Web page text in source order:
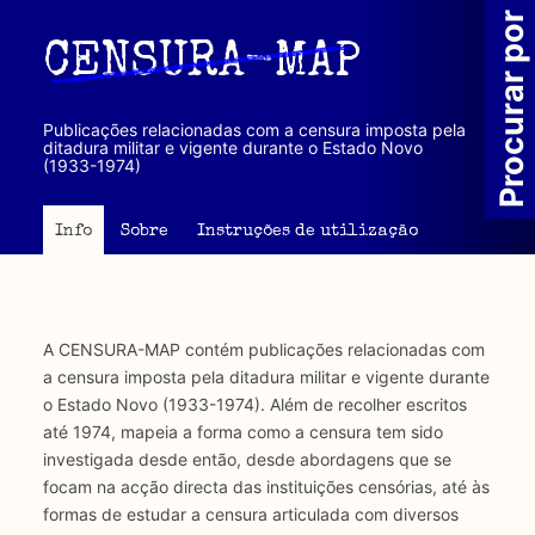
principal
CENSURA-MAP
Publicações relacionadas com a censura imposta pela
ditadura militar e vigente durante o Estado Novo
(1933-1974)
Info Sobre Instruções de utilização
A CENSURA-MAP contém publicações relacionadas com
a censura imposta pela ditadura militar e vigente durante
o Estado Novo (1933-1974). Além de recolher escritos
até 1974, mapeia a forma como a censura tem sido
investigada desde então, desde abordagens que se
focam na acção directa das instituições censórias, até às
formas de estudar a censura articulada com diversos
Procurar por